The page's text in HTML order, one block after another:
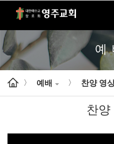
홈
> 예배 > 찬양 영
찬양